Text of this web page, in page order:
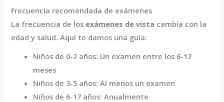
Frecuencia recomendada de exámenes
La frecuencia de los exámenes de vista cambia con la
edad y salud. Aquí te damos una guía:
Niños de 0-2 años: Un examen entre los 6-12
meses
Niños de 3-5 años: Al menos un examen
Niños de 6-17 años: Anualmente